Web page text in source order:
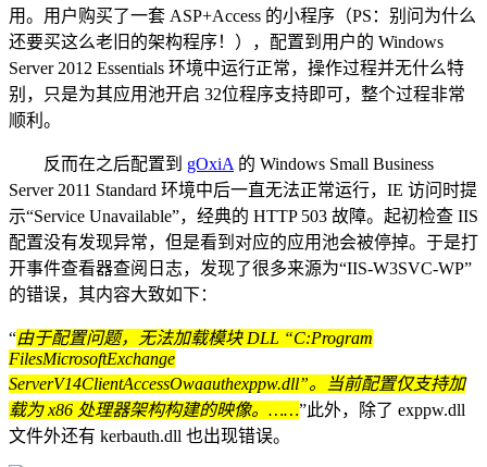
用。用户购买了一套 ASP+Access 的小程序（PS：别问为什么
还要买这么老旧的架构程序！），配置到用户的 Windows
Server 2012 Essentials 环境中运行正常，操作过程并无什么特
别，只是为其应用池开启 32位程序支持即可，整个过程非常
顺利。
反而在之后配置到 gOxiA 的 Windows Small Business
Server 2011 Standard 环境中后一直无法正常运行，IE 访问时提
示“Service Unavailable”，经典的 HTTP 503 故障。起初检查 IIS
配置没有发现异常，但是看到对应的应用池会被停掉。于是打
开事件查看器查阅日志，发现了很多来源为“IIS-W3SVC-WP”
的错误，其内容大致如下：
“由于配置问题，无法加载模块 DLL “C:Program
FilesMicrosoftExchange
ServerV14ClientAccessOwaauthexppw.dll”。当前配置仅支持加
载为 x86 处理器架构构建的映像。……”此外，除了 exppw.dll
文件外还有 kerbauth.dll 也出现错误。